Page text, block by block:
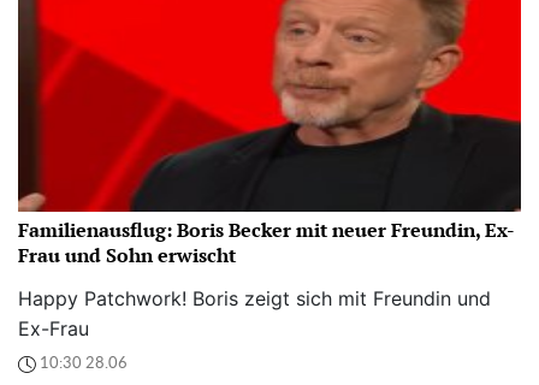
Familienausflug: Boris Becker mit neuer Freundin, Ex-
Frau und Sohn erwischt
Happy Patchwork! Boris zeigt sich mit Freundin und
Ex-Frau
10:30 28.06